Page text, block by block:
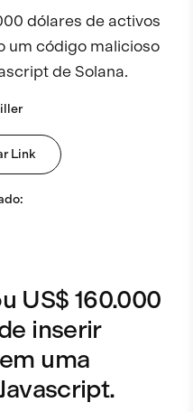
dólares de activos
um código malicioso
de Solana.
Link
:
US$ 160.000
inserir
uma